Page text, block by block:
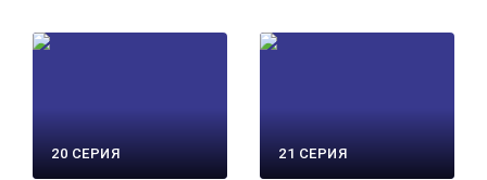
20 СЕРИЯ 21 СЕРИЯ